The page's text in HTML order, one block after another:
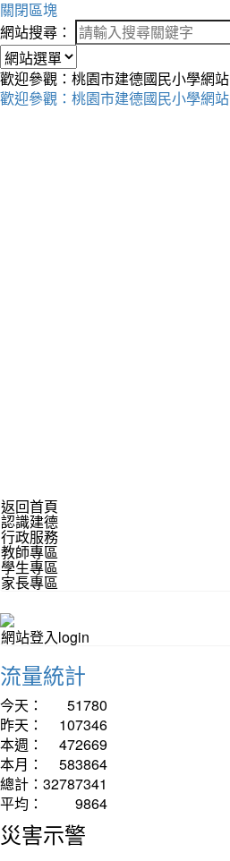
關閉區塊
網站搜尋：
歡迎參觀：桃園市建德國民小學網站
歡迎參觀：桃園市建德國民小學網站
返回首頁
認識建德
行政服務
教師專區
學生專區
家長專區
網站登入login
流量統計
今天：
51780
昨天：
107346
本週：
472669
本月：
583864
總計： 32787341
平均：
9864
災害示警